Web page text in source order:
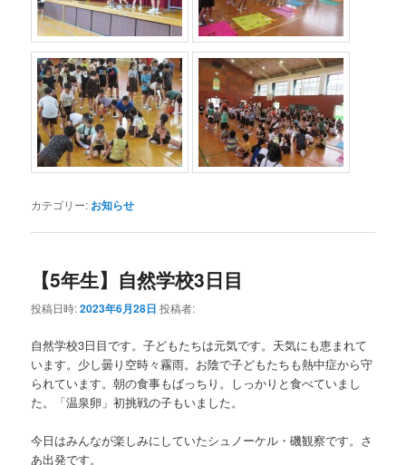
カテゴリー: お知らせ
【5年生】自然学校3日目
投稿日時:2023年6月28日 投稿者:
自然学校3日目です。子どもたちは元気です。天気にも恵まれて
います。少し曇り空時々霧雨。お陰で子どもたちも熱中症から守
られています。朝の食事もばっちり。しっかりと食べていまし
た。「温泉卵」初挑戦の子もいました。
今日はみんなが楽しみにしていたシュノーケル・磯観察です。さ
あ出発です。